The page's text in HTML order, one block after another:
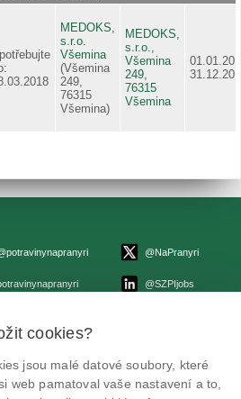
MEDOKS,
s.r.o.
Všemina
(Všemina
249,
76315
Všemina)
MEDOKS,
s.r.o.,
Všemina
249,
76315
Všemina
@NaPranyri
@SZPIjobs
inspekce 2026
cookies?
jsou malé datové soubory, které
web pamatoval vaše nastavení a to,